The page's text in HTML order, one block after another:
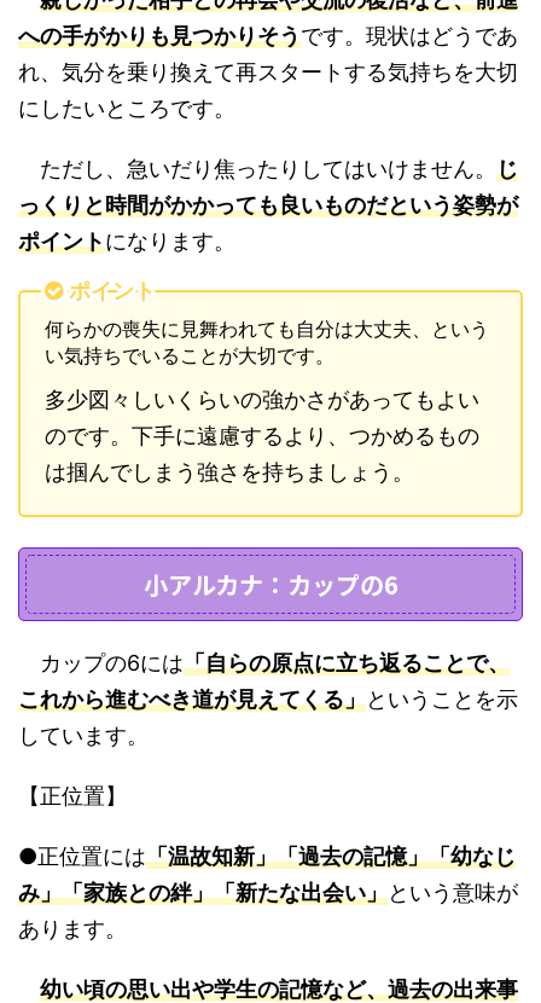
への手がかりも見つかりそうです。現状はどうであ
れ、気分を乗り換えて再スタートする気持ちを大切
にしたいところです。
ただし、急いだり焦ったりしてはいけません。 じ
っくりと時間がかかっても良いものだという姿勢が
ポイントになります。
ポイント
何らかの喪失に見舞われても自分は大丈夫、という
い気持ちでいることが大切です。
多少図々しいくらいの強かさがあってもよい
のです。下手に遠慮するより、つかめるもの
は掴んでしまう強さを持ちましょう。
小アルカナ：カップの6
カップの6には「自らの原点に立ち返ることで、
これから進むべき道が見えてくる」ということを示
しています。
【正位置】
●正位置には「温故知新」「過去の記憶」「幼なじ
み」「家族との絆」「新たな出会い」という意味が
あります。
幼い頃の思い出や学生の記憶など、過去の出来事